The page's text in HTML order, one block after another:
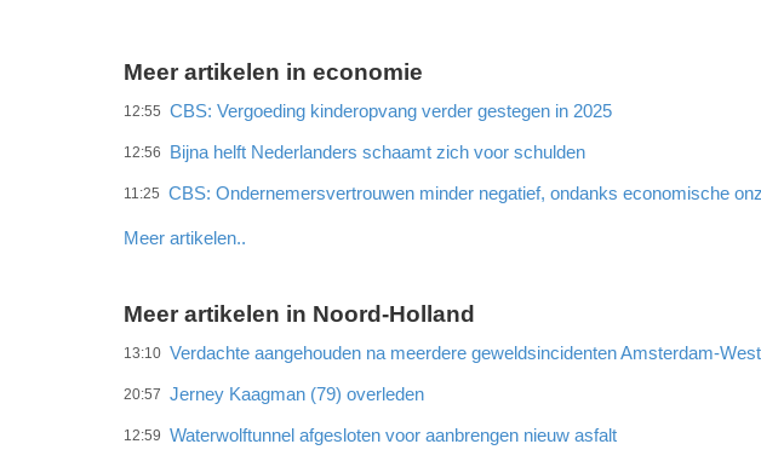
Meer artikelen in economie
12:55 CBS: Vergoeding kinderopvang verder gestegen in 2025
12:56 Bijna helft Nederlanders schaamt zich voor schulden
11:25 CBS: Ondernemersvertrouwen minder negatief, ondanks economische
Meer artikelen..
Meer artikelen in Noord-Holland
13:10 Verdachte aangehouden na meerdere geweldsincidenten Amsterdam-West
20:57 Jerney Kaagman (79) overleden
12:59 Waterwolftunnel afgesloten voor aanbrengen nieuw asfalt